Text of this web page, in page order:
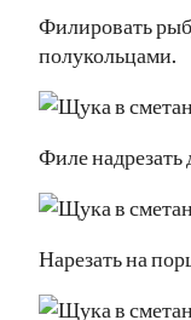
Филировать
полукольцами.
Филе надрезать
Нарезать на